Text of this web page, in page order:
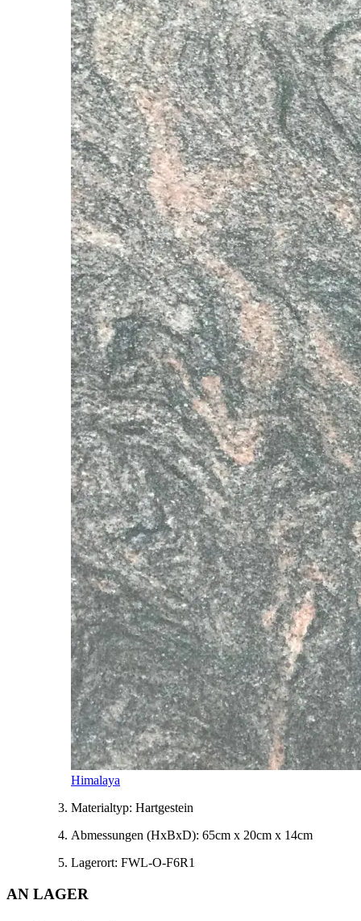
Himalaya
Materialtyp: Hartgestein
Abmessungen (HxBxD): 65cm x 20cm x 14cm
Lagerort: FWL-O-F6R1
AN LAGER